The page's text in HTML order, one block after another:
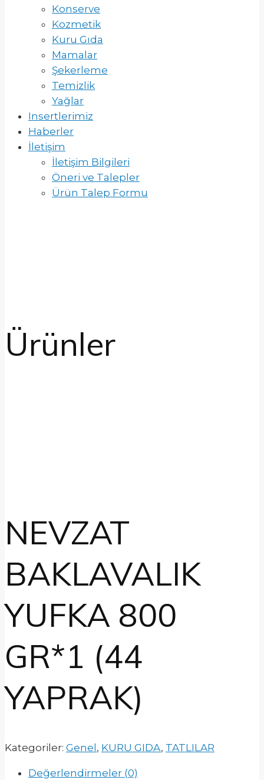
Konserve
Kozmetik
Kuru Gıda
Mamalar
Şekerleme
Temizlik
Yağlar
Insertlerimiz
Haberler
İletişim
İletişim Bilgileri
Öneri ve Talepler
Ürün Talep Formu
Ürünler
NEVZAT
BAKLAVALIK
YUFKA 800
GR*1 (44
YAPRAK)
Kategoriler: Genel , KURU GIDA, TATLILAR
Değerlendirmeler (0)